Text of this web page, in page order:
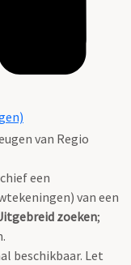
van Regio
een
van een
zoeken;
beschikbaar. Let